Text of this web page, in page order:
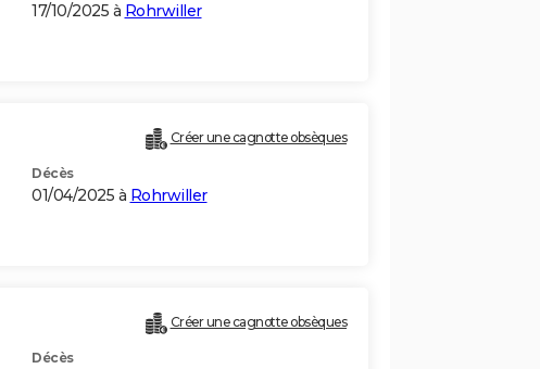
17/10/2025 à Rohrwiller
Créer une cagnotte obsèques
Décès
01/04/2025 à Rohrwiller
Créer une cagnotte obsèques
Décès